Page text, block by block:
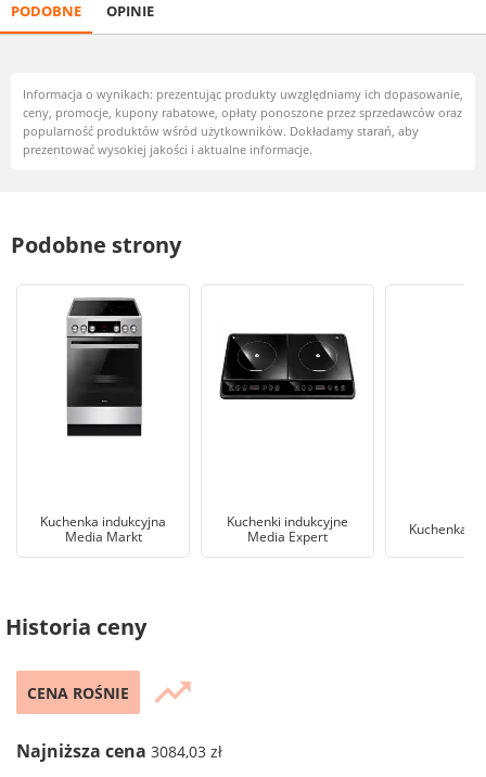
PODOBNE OPINIE
Informacja o wynikach: prezentując produkty uwzględniamy ich dopasowanie,
ceny, promocje, kupony rabatowe, opłaty ponoszone przez sprzedawców oraz
popularność produktów wśród użytkowników. Dokładamy starań, aby
prezentować wysokiej jakości i aktualne informacje.
Podobne strony
Kuchenka indukcyjna
Media Markt
Kuchenki indukcyjne
Media Expert
Kuchenka
Historia ceny
CENA ROŚNIE trending_up
Najniższa cena 3084,03 zł